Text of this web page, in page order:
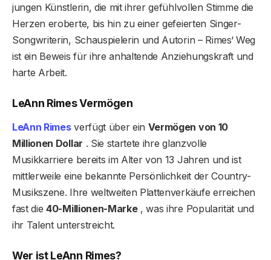
jungen Künstlerin, die mit ihrer gefühlvollen Stimme die
Herzen eroberte, bis hin zu einer gefeierten Singer-
Songwriterin, Schauspielerin und Autorin – Rimes‘ Weg
ist ein Beweis für ihre anhaltende Anziehungskraft und
harte Arbeit.
LeAnn Rimes Vermögen
LeAnn Rimesverfügt über ein Vermögen von 10
Millionen Dollar . Sie startete ihre glanzvolle
Musikkarriere bereits im Alter von 13 Jahren und ist
mittlerweile eine bekannte Persönlichkeit der Country-
Musikszene. Ihre weltweiten Plattenverkäufe erreichen
fast die40-Millionen-Marke, was ihre Popularität und
ihr Talent unterstreicht.
Wer ist LeAnn Rimes?